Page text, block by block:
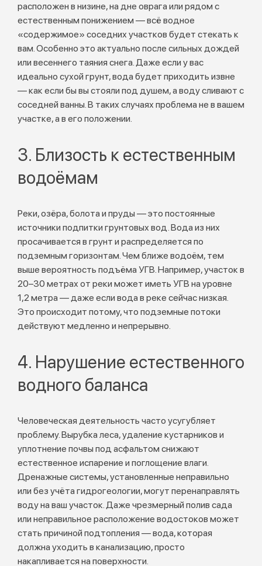
расположен в низине, на дне оврага или рядом с
естественным понижением — всё водное
«содержимое» соседних участков будет стекать к
вам. Особенно это актуально после сильных дождей
или весеннего таяния снега. Даже если у вас
идеально сухой грунт, вода будет приходить извне
— как если бы вы стояли под душем, а воду сливают с
соседней ванны. В таких случаях проблема не в вашем
участке, а в его положении.
3. Близость к естественным
водоёмам
Реки, озёра, болота и пруды — это постоянные
источники подпитки грунтовых вод. Вода из них
просачивается в грунт и распределяется по
подземным горизонтам. Чем ближе водоём, тем
выше вероятность подъёма УГВ. Например, участок в
20–30 метрах от реки может иметь УГВ на уровне
1,2 метра — даже если вода в реке сейчас низкая.
Это происходит потому, что подземные потоки
действуют медленно и непрерывно.
4. Нарушение естественного
водного баланса
Человеческая деятельность часто усугубляет
проблему. Вырубка леса, удаление кустарников и
уплотнение почвы под асфальтом снижают
естественное испарение и поглощение влаги.
Дренажные системы, установленные неправильно
или без учёта гидрогеологии, могут перенаправлять
воду на ваш участок. Даже чрезмерный полив сада
или неправильное расположение водостоков может
стать причиной подтопления — вода, которая
должна уходить в канализацию, просто
накапливается на поверхности.